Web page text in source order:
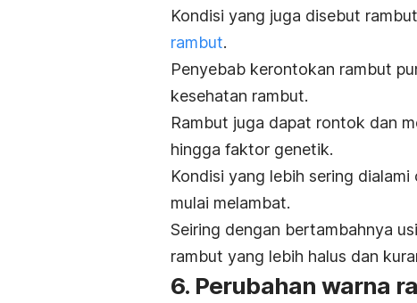
Kondisi yang juga disebut
rambut.
Penyebab kerontokan rambut
kesehatan rambut.
Rambut juga dapat rontok dan
hingga faktor genetik.
Kondisi yang lebih sering
mulai melambat.
Seiring dengan bertambahnya
rambut yang lebih halus dan
6. Perubahan warna